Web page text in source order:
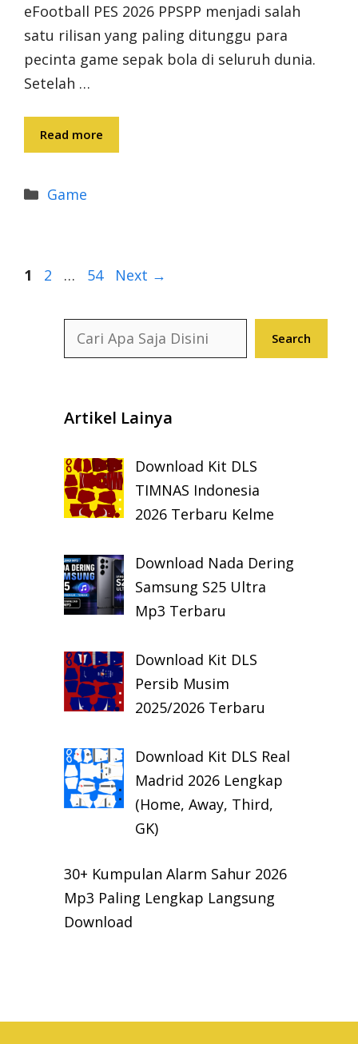
eFootball PES 2026 PPSPP menjadi salah
satu rilisan yang paling ditunggu para
pecinta game sepak bola di seluruh dunia.
Setelah …
Read more
Categories
Game
Page
1 Page
2 … Page
54 Next →
Search Search
Artikel Lainya
Download Kit DLS
TIMNAS Indonesia
2026 Terbaru Kelme
Download Nada Dering
Samsung S25 Ultra
Mp3 Terbaru
Download Kit DLS
Persib Musim
2025/2026 Terbaru
Download Kit DLS Real
Madrid 2026 Lengkap
(Home, Away, Third,
GK)
30+ Kumpulan Alarm Sahur 2026
Mp3 Paling Lengkap Langsung
Download